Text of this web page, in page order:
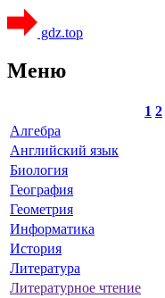
gdz.top
Меню
1 2
Алгебра
Английский язык
Биология
География
Геометрия
Информатика
История
Литература
Литературное чтение